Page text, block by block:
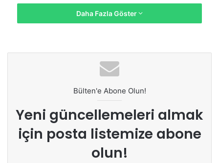
Daha Fazla Göster
Bülten'e Abone Olun!
Yeni güncellemeleri almak
için posta listemize abone
olun!